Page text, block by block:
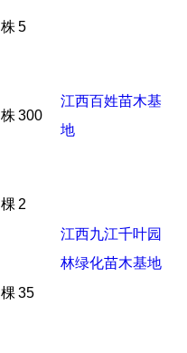
株5
株300
江西百姓苗木基
地
棵 2
江西九江千叶园
林绿化苗木基地
棵35